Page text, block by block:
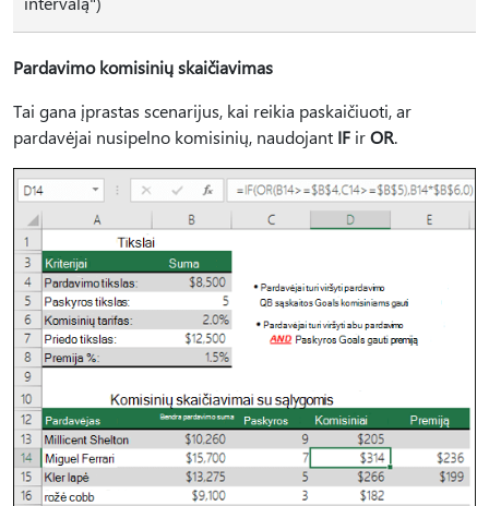
Pardavimo komisinių skaičiavimas
Tai gana įprastas scenarijus, kai reikia paskaičiuoti, ar
pardavėjai nusipelno komisinių, naudojant IF irOR.